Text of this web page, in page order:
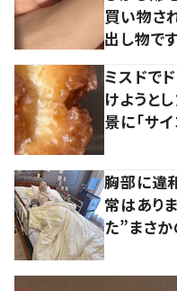
買い物さ
出し物で
ミスドで
けよう
景に「サ
胸部に違
常はあり
た”まさ